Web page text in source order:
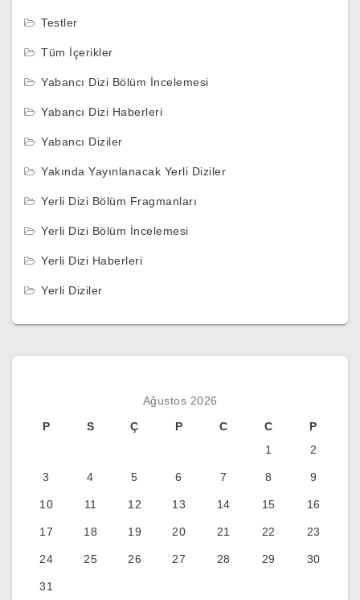
Testler
Tüm İçerikler
Yabancı Dizi Bölüm İncelemesi
Yabancı Dizi Haberleri
Yabancı Diziler
Yakında Yayınlanacak Yerli Diziler
Yerli Dizi Bölüm Fragmanları
Yerli Dizi Bölüm İncelemesi
Yerli Dizi Haberleri
Yerli Diziler
Ağustos 2026
P
S Ç P C C
P
1
2
3 4 5 6 7 8 9
10 11 12 13 14 15 16
17 18 19 20 21 22 23
24 25 26 27 28 29 30
31